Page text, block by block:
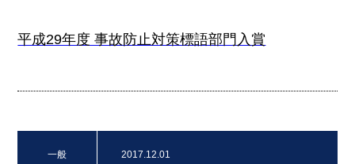
平成29年度 事故防止対策標語部門入賞
一般 2017.12.01